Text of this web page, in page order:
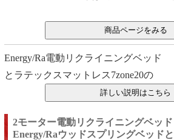
Energy/Ra電動リクライニングベッド
とラテックスマットレス7zone20の
2モーター電動リクライニングベッド
Energy/Raウッドスプリングベッドと